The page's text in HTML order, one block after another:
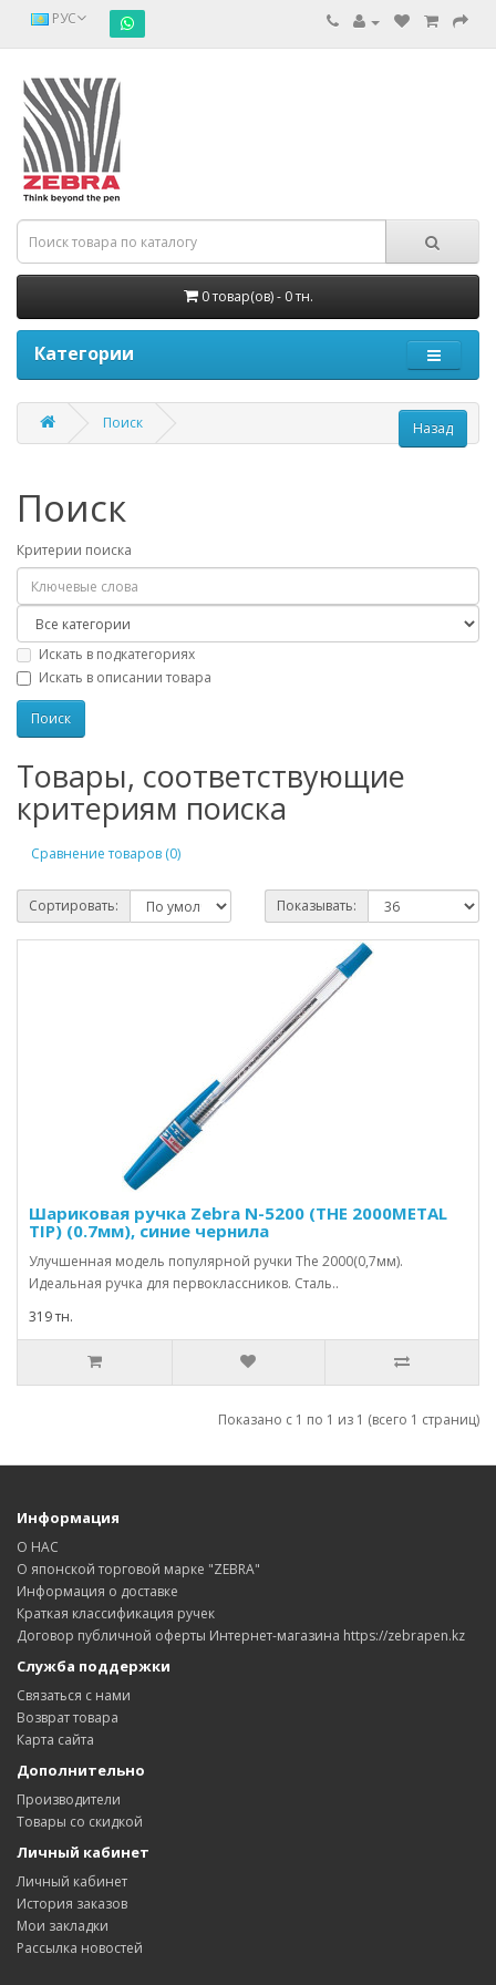
РУС
0 товар(ов) - 0 тн.
Категории
Поиск
Поиск
Критерии поиска
Искать в подкатегориях
Искать в описании товара
Товары, соответствующие
критериям поиска
Сравнение товаров (0)
Сортировать: Показывать:
Шариковая ручка Zebra N-5200 (THE 2000METAL
TIP) (0.7мм), синие чернила
Улучшенная модель популярной ручки The 2000(0,7мм).
Идеальная ручка для первоклассников. Сталь..
319 тн.
Показано с 1 по 1 из 1 (всего 1 страниц)
Информация
О НАС
О японской торговой марке "ZEBRA"
Информация о доставке
Краткая классификация ручек
Договор публичной оферты Интернет-магазина https://zebrapen.kz
Служба поддержки
Связаться с нами
Возврат товара
Карта сайта
Дополнительно
Производители
Товары со скидкой
Личный кабинет
Личный кабинет
История заказов
Мои закладки
Рассылка новостей